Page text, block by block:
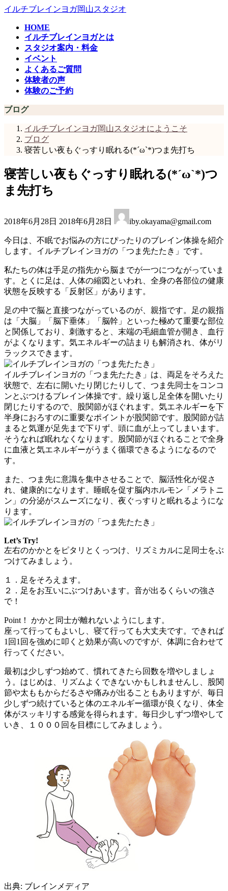
コ
プ
ナ
動
イルチブレインヨガ岡山スタジオ
HOME
イルチブレインヨガとは
スタジオ案内・料金
イベント
よくあるご質問
体験者の声
体験のご予約
ブログ
イルチブレインヨガ岡山スタジオにようこそ
ブログ
寝苦しい夜もぐっすり眠れる(*´ω`*)つま先打ち
寝苦しい夜もぐっすり眠れる(*´ω`*)つ
ま先打ち
2018年6月28日 終
新
日
時
:
2018年6月28日 iby.okayama@gmail.com
今日は、不眠でお悩みの方にぴったりのブレイン体操を紹介
します。イルチブレインヨガの「つま先たたき」です。
私たちの体は手足の指先から脳までが一つにつながっていま
す。とくに足は、人体の縮図といわれ、全身の各部位の健康
状態を反映する「反射区」があります。
足の中で脳と直接つながっているのが、親指です。足の親指
は「大脳」「脳下垂体」「脳幹」といった極めて重要な部位
と関係しており、刺激すると、末端の毛細血管が開き、血行
がよくなります。気エネルギーの詰まりも解消され、体がリ
ラックスできます。
イルチブレインヨガの「つま先たたき」は、両足をそろえた
状態で、左右に開いたり閉じたりして、つま先同士をコンコ
ンとぶつけるブレイン体操です。繰り返し足全体を開いたり
閉じたりするので、股関節がほぐれます。気エネルギーを下
半身におろすのに重要なポイントが股関節です。股関節が詰
まると気運が足先まで下りず、頭に血が上ってしまいます。
そうなれば眠れなくなります。股関節がほぐれることで全身
に血液と気エネルギーがうまく循環できるようになるので
す。
また、つま先に意識を集中させることで、脳活性化が促さ
れ、健康的になります。睡眠を促す脳内ホルモン「メラトニ
ン」の分泌がスムーズになり、夜ぐっすりと眠れるようにな
ります。
Let’s Try!
左右のかかとをピタリとくっつけ、リズミカルに足同士をぶ
つけてみましょう。
１．足をそろえます。
２．足をお互いにぶつけあいます。音が出るくらいの強さ
で！
Point！ かかと同士が離れないようにします。
座って行ってもよいし、寝て行っても大丈夫です。できれば
1回1回を強めに叩くと効果が高いのですが、体調に合わせて
行ってください。
最初は少しずつ始めて、慣れてきたら回数を増やしましょ
う。はじめは、リズムよくできないかもしれませんし、股関
節や太ももからだるさや痛みが出ることもありますが、毎日
少しずつ続けていると体のエネルギー循環が良くなり、体全
体がスッキリする感覚を得られます。毎日少しずつ増やして
いき、１０００回を目標にしてみましょう。
出典: ブレインメディア